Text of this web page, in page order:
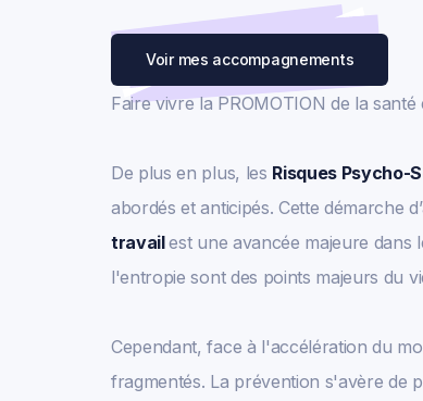
Voir mes accompagnements
Faire vivre la PROMOTION de la
De plus en plus, les Risques Psycho-
abordés et anticipés. Cette démarche
travailest une avancée majeure dans
l'entropie sont des points majeurs du
Cependant, face à l'accélération du
fragmentés. La prévention s'avère de